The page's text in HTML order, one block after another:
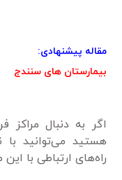
مقاله پیشنهادی:
بیمارستان های سنندج
اگر به دنبال
هستید می‌توانید
راه‌های ارتباطی با